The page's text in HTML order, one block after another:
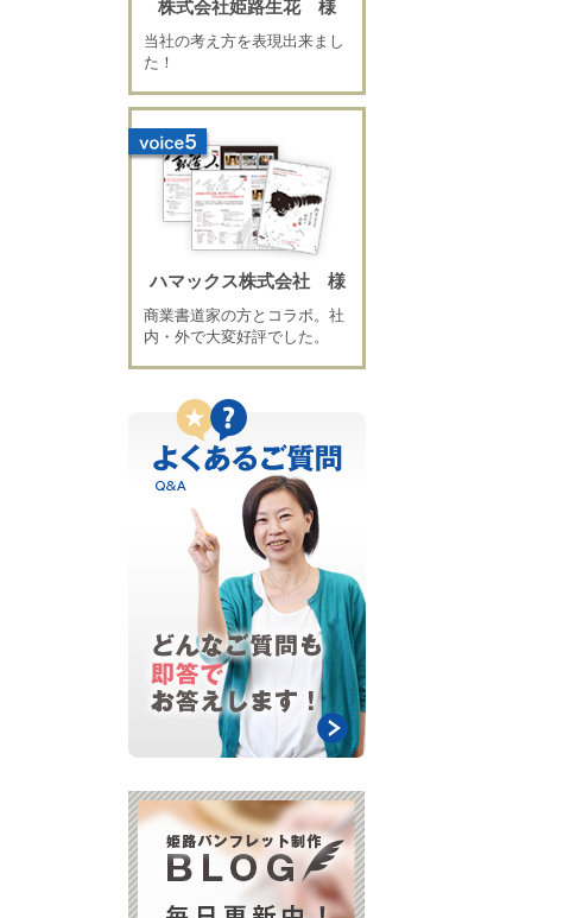
株式会社姫路生花 様
当社の考え方を表現出来まし
た！
ハマックス株式会社 様
商業書道家の方とコラボ。社
内・外で大変好評でした。